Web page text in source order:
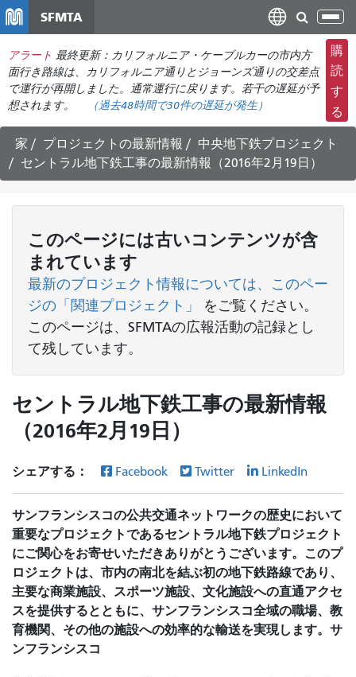
ン
コ
ン
テ
ン
ツ
に
移
SFMTA
ナ
ビ
ゲ
ー
シ
ョ
ン
切
り
アラート 最終更新：カリフォルニア・ケーブルカーの市内方
面行き路線は、カリフォルニア通りとジョーンズ通りの交差点
で運行が再開しました。通常運行に戻ります。若干の遅延が予
想されます。
（過去48時間で30件の遅延が発生）
購
読
す
る
家 プロジェクトの最新情報
中央地下鉄プロジェクト
セントラル地下鉄工事の最新情報（2016年2月19日）
このページには古いコンテンツが含
まれています
最新のプロジェクト情報については、このペー
ジの「関連プロジェクト」
をご覧ください。
このページは、SFMTAの広報活動の記録とし
て残しています。
セントラル地下鉄工事の最新情報
（2016年2月19日）
シェアする： Facebook Twitter LinkedIn
サンフランシスコの公共交通ネットワークの歴史において
重要なプロジェクトであるセントラル地下鉄プロジェクト
にご関心をお寄せいただきありがとうございます。このプ
ロジェクトは、市内の南北を結ぶ初の地下鉄路線であり、
主要な商業施設、スポーツ施設、文化施設への直通アクセ
スを提供するとともに、サンフランシスコ全域の職場、教
育機関、その他の施設への効率的な輸送を実現します。サ
ンフランシスコ